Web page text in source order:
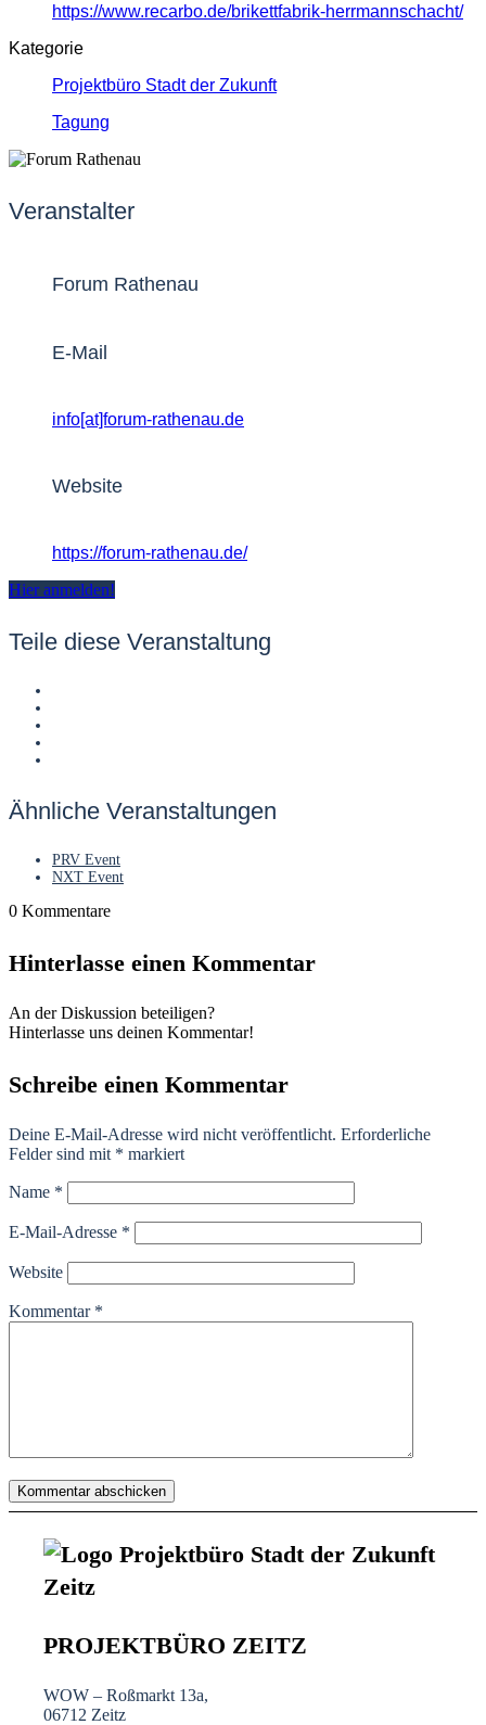
https://www.recarbo.de/brikettfabrik-herrmannschacht/
Kategorie
Projektbüro Stadt der Zukunft
Tagung
Veranstalter
Forum Rathenau
E-Mail
info[at]forum-rathenau.de
Website
https://forum-rathenau.de/
Hier anmelden!
Teile diese Veranstaltung
Ähnliche Veranstaltungen
PRV Event
NXT Event
0 Kommentare
Hinterlasse einen Kommentar
An der Diskussion beteiligen?
Hinterlasse uns deinen Kommentar!
Schreibe einen Kommentar
Deine E-Mail-Adresse wird nicht veröffentlicht. Erforderliche
Felder sind mit * markiert
Name *
E-Mail-Adresse *
Website
Kommentar *
PROJEKTBÜRO ZEITZ
WOW – Roßmarkt 13a,
06712 Zeitz